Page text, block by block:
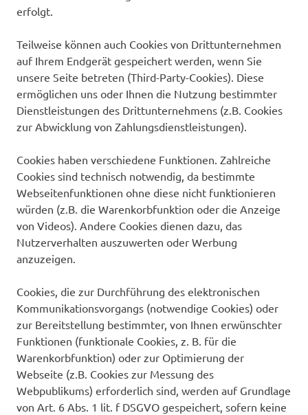
erfolgt.
Teilweise können auch Cookies von Drittunternehmen
auf Ihrem Endgerät gespeichert werden, wenn Sie
unsere Seite betreten (Third-Party-Cookies). Diese
ermöglichen uns oder Ihnen die Nutzung bestimmter
Dienstleistungen des Drittunternehmens (z.B. Cookies
zur Abwicklung von Zahlungsdienstleistungen).
Cookies haben verschiedene Funktionen. Zahlreiche
Cookies sind technisch notwendig, da bestimmte
Webseitenfunktionen ohne diese nicht funktionieren
würden (z.B. die Warenkorbfunktion oder die Anzeige
von Videos). Andere Cookies dienen dazu, das
Nutzerverhalten auszuwerten oder Werbung
anzuzeigen.
Cookies, die zur Durchführung des elektronischen
Kommunikationsvorgangs (notwendige Cookies) oder
zur Bereitstellung bestimmter, von Ihnen erwünschter
Funktionen (funktionale Cookies, z. B. für die
Warenkorbfunktion) oder zur Optimierung der
Webseite (z.B. Cookies zur Messung des
Webpublikums) erforderlich sind, werden auf Grundlage
von Art. 6 Abs. 1 lit. f DSGVO gespeichert, sofern keine